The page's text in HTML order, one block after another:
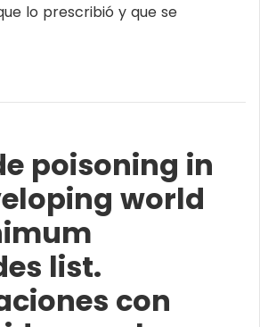
lo prescribió y que se
poisoning in
world
list.
con